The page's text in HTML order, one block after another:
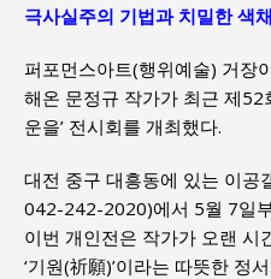
극사실주의 기법과 치밀한 색
퍼포먼스아트(행위예술) 거장
해온 문정규 작가가 최근 제52
운을’ 전시회를 개최했다.
대전 중구 대흥동에 있는 이공
042-242-2020)에서 5월 7일
이번 개인전은 작가가 오랜 시
‘기원(祈願)’이라는 따뜻한 정